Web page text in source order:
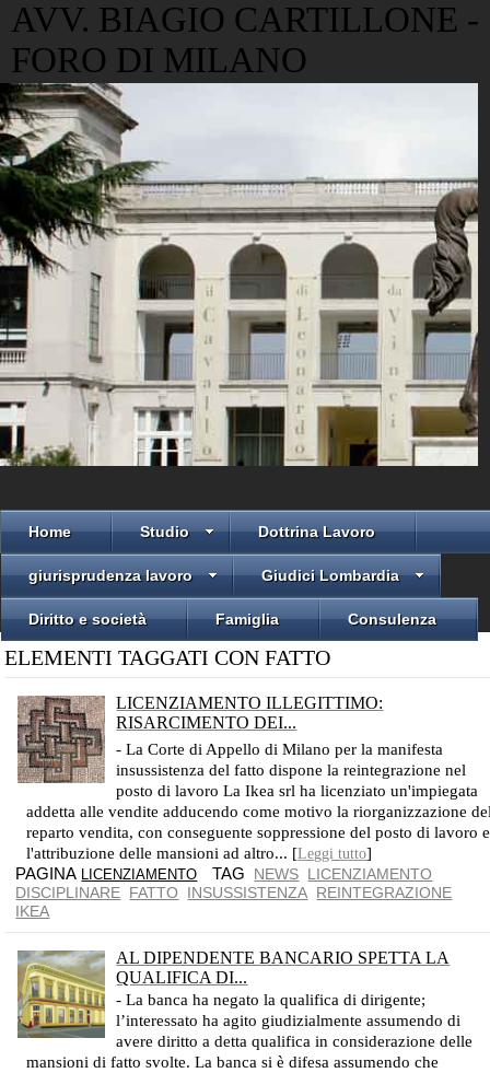
AVV. BIAGIO CARTILLONE -
FORO DI MILANO
Home Studio Dottrina Lavoro
giurisprudenza lavoro Giudici Lombardia
Diritto e società Famiglia Consulenza
ELEMENTI TAGGATI CON FATTO
LICENZIAMENTO ILLEGITTIMO:
RISARCIMENTO DEI...
- La Corte di Appello di Milano per la manifesta
insussistenza del fatto dispone la reintegrazione nel
posto di lavoro La Ikea srl ha licenziato un'impiegata
addetta alle vendite adducendo come motivo la riorganizzazione
reparto vendita, con conseguente soppressione del posto di lavoro e
l'attribuzione delle mansioni ad altro... [Leggi tutto]
PAGINA LICENZIAMENTO TAG NEWS LICENZIAMENTO
DISCIPLINARE FATTO INSUSSISTENZA REINTEGRAZIONE
IKEA
AL DIPENDENTE BANCARIO SPETTA LA
QUALIFICA DI...
- La banca ha negato la qualifica di dirigente;
l’interessato ha agito giudizialmente assumendo di
avere diritto a detta qualifica in considerazione delle
mansioni di fatto svolte. La banca si è difesa assumendo che